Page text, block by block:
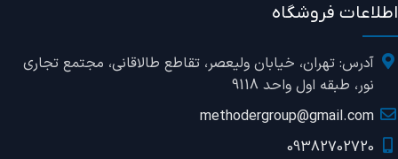
اطلاعات فروشگاه
آدرس: تهران، خیابان ولیعصر، تقاطع طالاقانی، مجتمع تجاری
نور، طبقه اول واحد 9118
methodergroup@gmail.com
09382702720